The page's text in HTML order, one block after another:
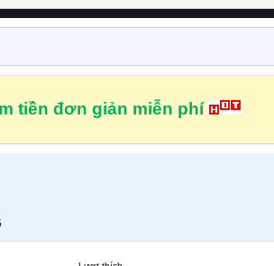
tiền đơn giản miễn phí